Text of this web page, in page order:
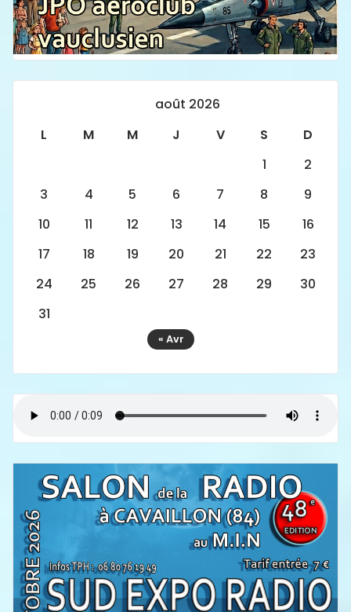
août 2026
L
M M J V S
D
1
2
3
4 5 6 7 8
9
10
11 12 13 14 15
16
17
18 19 20 21 22
23
24
25 26 27 28 29
30
31
« Avr